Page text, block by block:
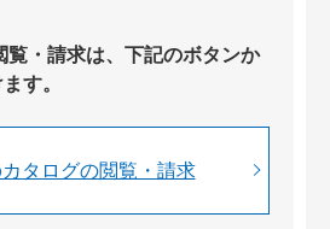
・請求は、下記のボタンか
す。
タログの閲覧・請求